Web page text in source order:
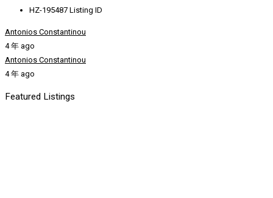
HZ-195487 Listing ID
Antonios Constantinou
4 年 ago
Antonios Constantinou
4 年 ago
Featured Listings